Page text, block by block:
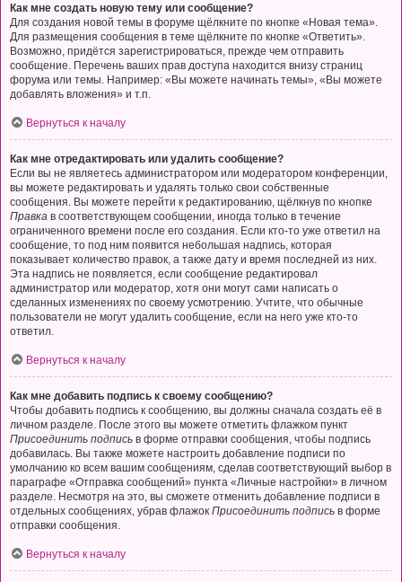
Как мне создать новую тему или сообщение?
Для создания новой темы в форуме щёлкните по кнопке «Новая тема».
Для размещения сообщения в теме щёлкните по кнопке «Ответить».
Возможно, придётся зарегистрироваться, прежде чем отправить
сообщение. Перечень ваших прав доступа находится внизу страниц
форума или темы. Например: «Вы можете начинать темы», «Вы можете
добавлять вложения» и т.п.
Вернуться к началу
Как мне отредактировать или удалить сообщение?
Если вы не являетесь администратором или модератором конференции,
вы можете редактировать и удалять только свои собственные
сообщения. Вы можете перейти к редактированию, щёлкнув по кнопке
Правка в соответствующем сообщении, иногда только в течение
ограниченного времени после его создания. Если кто-то уже ответил на
сообщение, то под ним появится небольшая надпись, которая
показывает количество правок, а также дату и время последней из них.
Эта надпись не появляется, если сообщение редактировал
администратор или модератор, хотя они могут сами написать о
сделанных изменениях по своему усмотрению. Учтите, что обычные
пользователи не могут удалить сообщение, если на него уже кто-то
ответил.
Вернуться к началу
Как мне добавить подпись к своему сообщению?
Чтобы добавить подпись к сообщению, вы должны сначала создать её в
личном разделе. После этого вы можете отметить флажком пункт
Присоединить подпись в форме отправки сообщения, чтобы подпись
добавилась. Вы также можете настроить добавление подписи по
умолчанию ко всем вашим сообщениям, сделав соответствующий выбор в
параграфе «Отправка сообщений» пункта «Личные настройки» в личном
разделе. Несмотря на это, вы сможете отменить добавление подписи в
отдельных сообщениях, убрав флажок Присоединить подпись в форме
отправки сообщения.
Вернуться к началу